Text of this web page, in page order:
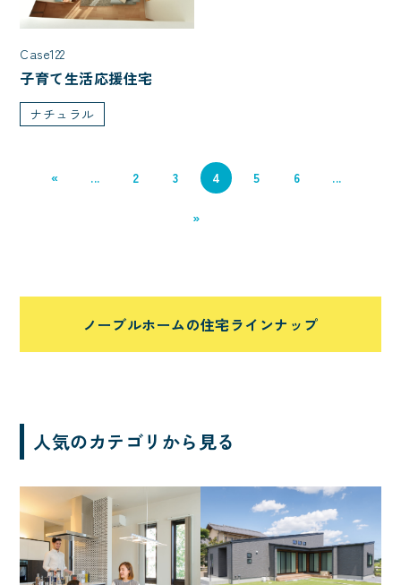
Case122
子育て生活応援住宅
ナチュラル
« ... 2 3 4 5 6 ...
»
ノーブルホームの住宅ラインナップ
人気のカテゴリから見る
こだわり・性能
アイランドキッチン
ホテルライク
インテリア・内観
二の字キッチン
サーフィン
吹き抜けのある家
非日常
シアター
回遊動線
ただいま動線
家事がしやすい
ニッチ
対面キッチン
ノーブルタイル
犬と暮らす